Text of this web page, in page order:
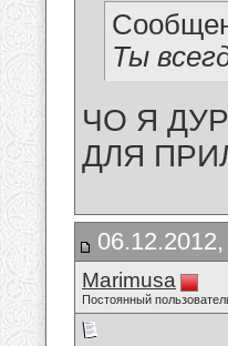
Ты
ЧО Я
ДЛЯ
Marimusa
Постоянный